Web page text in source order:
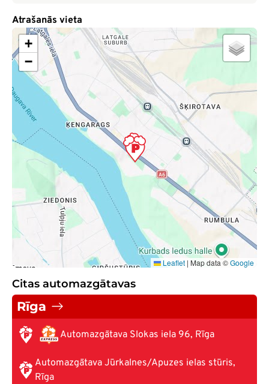
Atrašanās vieta
+
−
Leaflet | Map data ©Google
Citas automazgātavas
Rīga
Automazgātava Slokas iela 96, Rīga
Automazgātava Jūrkalnes/Apuzes ielas stūris,
Rīga